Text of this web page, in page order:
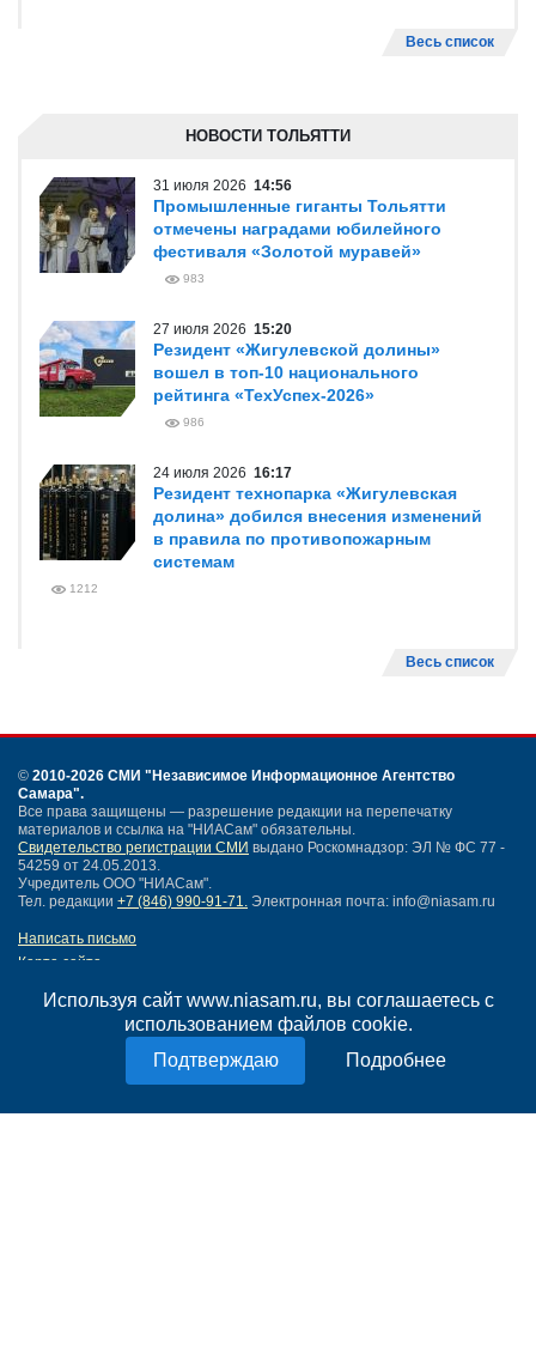
Используя сайт www.niasam.ru, вы соглашаетесь с
использованием файлов cookie.
Подробнее
Весь список
НОВОСТИ ТОЛЬЯТТИ
31 июля 2026 14:56
Промышленные гиганты Тольятти
отмечены наградами юбилейного
фестиваля «Золотой муравей»
983
27 июля 2026 15:20
Резидент «Жигулевской долины»
вошел в топ-10 национального
рейтинга «ТехУспех-2026»
986
24 июля 2026 16:17
Резидент технопарка «Жигулевская
долина» добился внесения изменений
в правила по противопожарным
системам
1212
Весь список
© 2010-2026 СМИ "Независимое Информационное Агентство
Самара".
Все права защищены — разрешение редакции на перепечатку
материалов и ссылка на "НИАСам" обязательны.
Свидетельство регистрации СМИ выдано Роскомнадзор: ЭЛ № ФС 77 -
54259 от 24.05.2013.
Учредитель ООО "НИАСам".
Тел. редакции +7 (846) 990-91-71. Электронная почта: info@niasam.ru
Написать письмо
Карта сайта
Политика конфиденциальности
Согласие на обработку персональных данных